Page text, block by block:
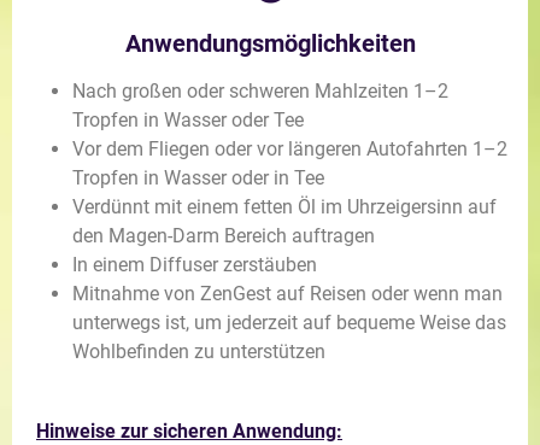
Anwendungsmöglichkeiten
Nach großen oder schweren Mahlzeiten 1–2
Tropfen in Wasser oder Tee
Vor dem Fliegen oder vor längeren Autofahrten 1–2
Tropfen in Wasser oder in Tee
Verdünnt mit einem fetten Öl im Uhrzeigersinn auf
den Magen-Darm Bereich auftragen
In einem Diffuser zerstäuben
Mitnahme von ZenGest auf Reisen oder wenn man
unterwegs ist, um jederzeit auf bequeme Weise das
Wohlbefinden zu unterstützen
Hinweise zur sicheren Anwendung: